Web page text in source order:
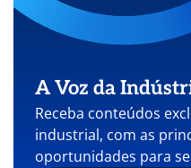
A Voz da
Receba conteúdos
industrial, com as
oportunidades para